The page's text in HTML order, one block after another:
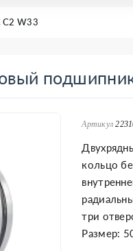
C2 W33
Артикул
кольцо
три
Размер: